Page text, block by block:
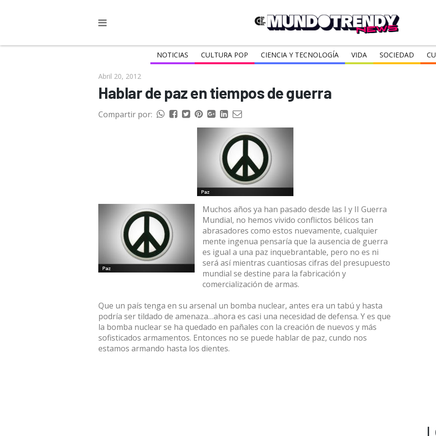
NOTICIAS CULTURA POP CIENCIA Y TECNOLOGÍA VIDA SOCIEDAD
Abril 20, 2012
Hablar de paz en tiempos de guerra
Compartir por:
Muchos años ya han pasado desde las I y II Guerra
Mundial, no hemos vivido conflictos bélicos tan
abrasadores como estos nuevamente, cualquier
mente ingenua pensaría que la ausencia de guerra
es igual a una paz inquebrantable, pero no es ni
será así mientras cuantiosas cifras del presupuesto
mundial se destine para la fabricación y
comercialización de armas.
Que un país tenga en su arsenal un bomba nuclear, antes era un tabú y hasta
podría ser tildado de amenaza…ahora es casi una necesidad de defensa. Y es que
la bomba nuclear se ha quedado en pañales con la creación de nuevos y más
sofisticados armamentos. Entonces no se puede hablar de paz, cundo nos
estamos armando hasta los dientes.